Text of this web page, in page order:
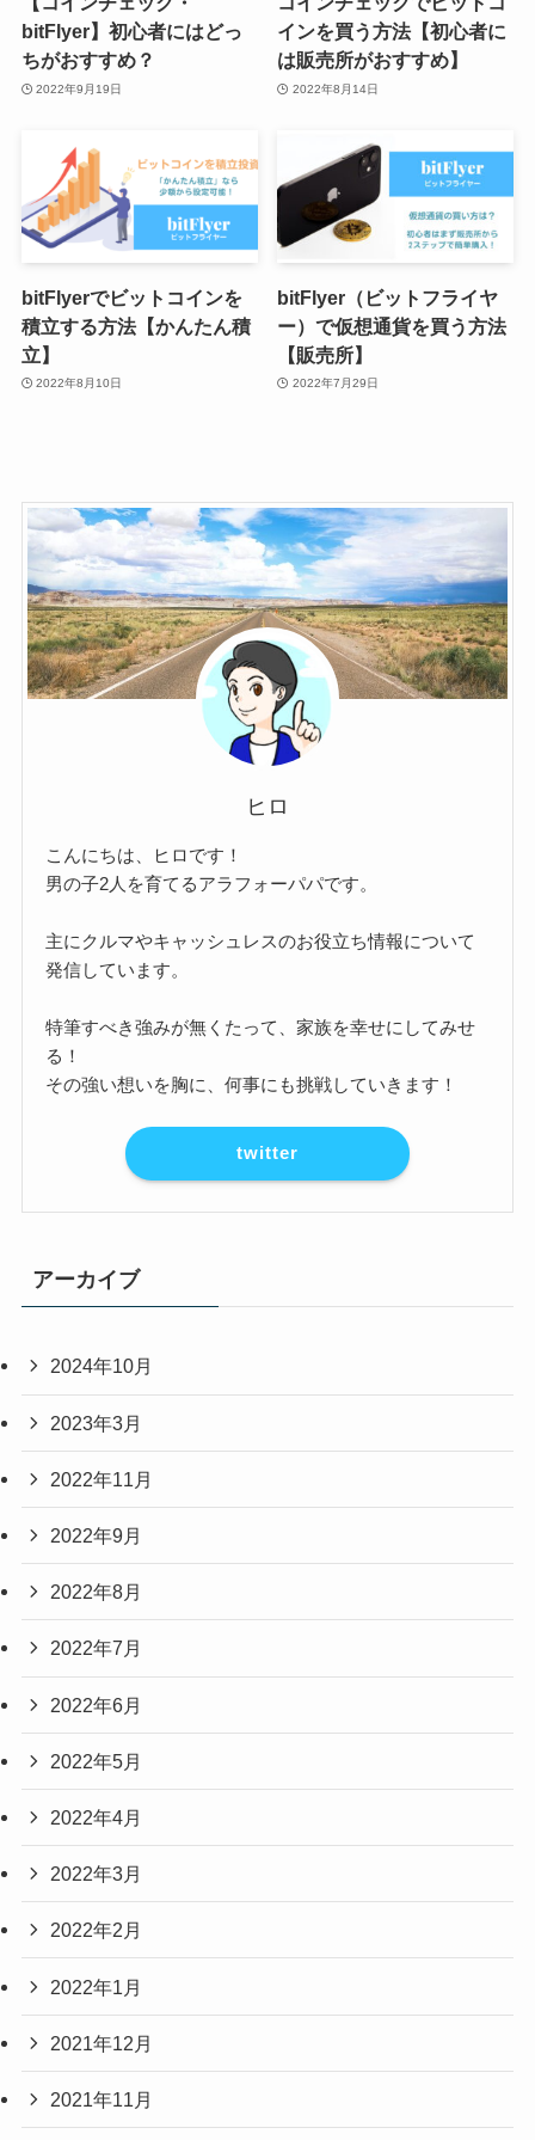
bitFlyer】初心者にはどっ
ちがおすすめ？
2022年9月19日
インを買う方法【初心者に
は販売所がおすすめ】
2022年8月14日
bitFlyerでビットコインを
積立する方法【かんたん積
立】
2022年8月10日
bitFlyer（ビットフライヤ
ー）で仮想通貨を買う方法
【販売所】
2022年7月29日
ヒロ
こんにちは、ヒロです！
男の子2人を育てるアラフォーパパです。
主にクルマやキャッシュレスのお役立ち情報について
発信しています。
特筆すべき強みが無くたって、家族を幸せにしてみせ
る！
その強い想いを胸に、何事にも挑戦していきます！
twitter
アーカイブ
2024年10月
2023年3月
2022年11月
2022年9月
2022年8月
2022年7月
2022年6月
2022年5月
2022年4月
2022年3月
2022年2月
2022年1月
2021年12月
2021年11月